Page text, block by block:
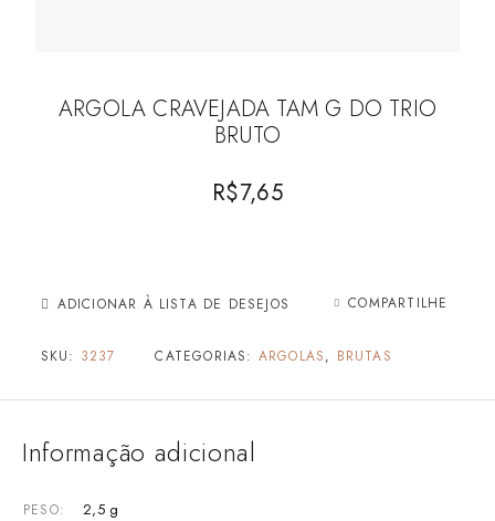
ARGOLA CRAVEJADA TAM G DO TRIO
BRUTO
R$7,65
ADICIONAR À LISTA DE DESEJOS COMPARTILHE
SKU: 3237 CATEGORIAS: ARGOLAS, BRUTAS
Informação adicional
PESO 2,5 g